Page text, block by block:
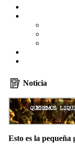
Noticia
Esto es la